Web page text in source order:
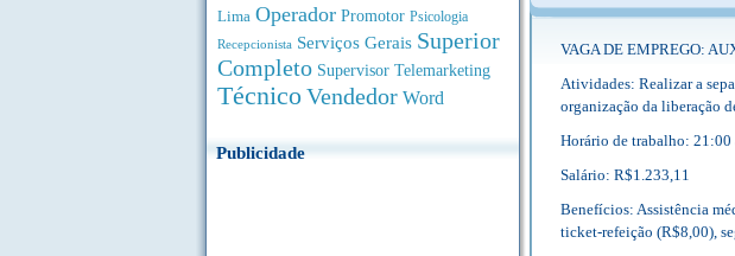
Lima Operador Promotor Psicologia
Recepcionista Serviços Gerais Superior
Completo Supervisor Telemarketing
TécnicoVendedor Word
Publicidade
VAGA DE EMPREGO:
Atividades: Realizar a
organização da liberação
Horário de trabalho: 21:00
Salário: R$1.233,11
Benefícios: Assistência
ticket-refeição (R$8,00),